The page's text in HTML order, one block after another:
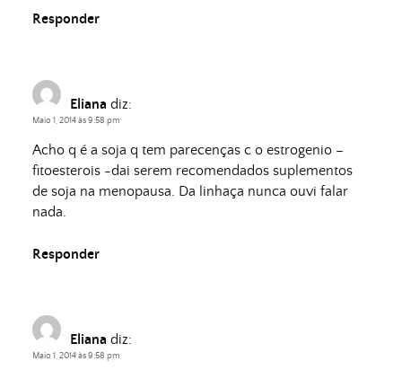
Responder
Eliana diz:
Maio 1, 2014 às 9:58 pm
Acho q é a soja q tem parecenças c o estrogenio –
fitoesterois -dai serem recomendados suplementos
de soja na menopausa. Da linhaça nunca ouvi falar
nada.
Responder
Eliana diz:
Maio 1, 2014 às 9:58 pm